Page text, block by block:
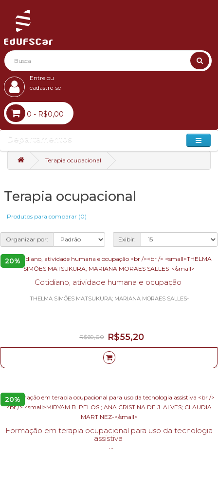
Entre ou
cadastre-se
0 - R$0,00
Departamentos
Terapia ocupacional
Terapia ocupacional
Produtos para comparar (0)
Organizar por: Exibir:
20%
Cotidiano, atividade humana e ocupação
THELMA SIMÕES MATSUKURA; MARIANA MORAES SALLES-
R$55,20
R$69,00
20%
Formação em terapia ocupacional para uso da tecnologia
assistiva